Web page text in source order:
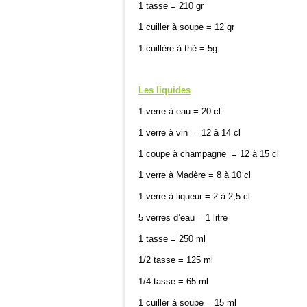
1 tasse = 210 gr
1 cuiller à soupe = 12 gr
1 cuillère à thé = 5g
Les liquides
1 verre à eau = 20 cl
1 verre à vin = 12 à 14 cl
1 coupe à champagne = 12 à 15 cl
1 verre à Madère = 8 à 10 cl
1 verre à liqueur = 2 à 2,5 cl
5 verres d’eau = 1 litre
1 tasse = 250 ml
1/2 tasse = 125 ml
1/4 tasse = 65 ml
1 cuiller à soupe = 15 ml